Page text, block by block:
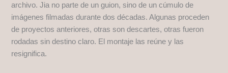
archivo. Jia no parte de un guion, sino de un cúmulo de
imágenes filmadas durante dos décadas. Algunas proceden
de proyectos anteriores, otras son descartes, otras fueron
rodadas sin destino claro. El montaje las reúne y las
resignifica.